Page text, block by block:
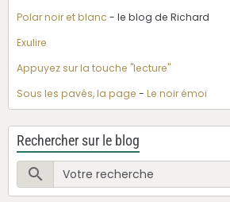
Polar noir et blanc - le blog de Richard
Exulire
Appuyez sur la touche "lecture"
Sous les pavés, la page - Le noir émoi
Rechercher sur le blog